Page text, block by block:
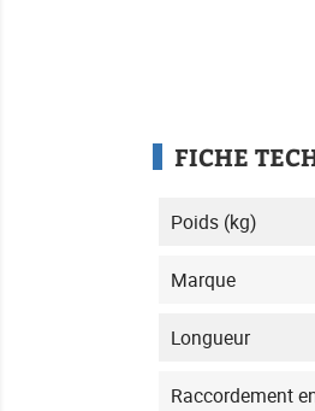
FICHE
Poids (kg)
Marque
Longueur
Raccordement